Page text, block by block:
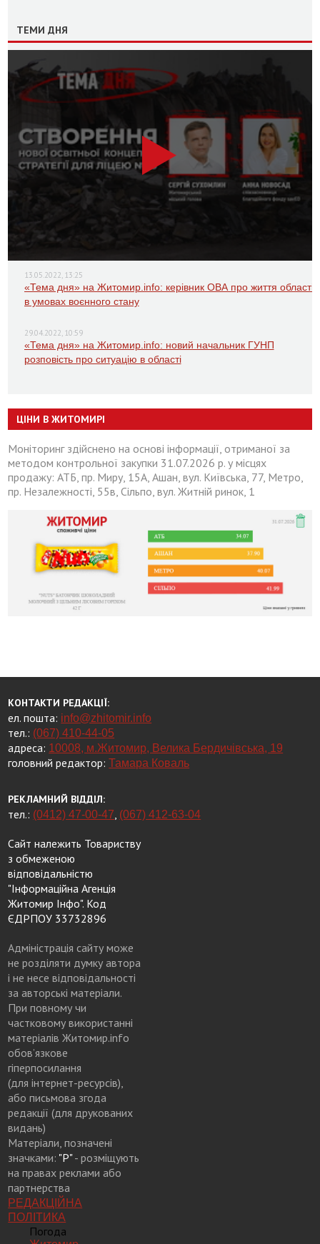
ТЕМИ ДНЯ
13.05.2022, 13:25
«Тема дня» на Житомир.info: керівник ОВА про життя області
в умовах воєнного стану
29.04.2022, 10:59
«Тема дня» на Житомир.info: новий начальник ГУНП
розповість про ситуацію в області
ЦІНИ В ЖИТОМИРІ
Моніторинг здійснено на основі інформації, отриманої за
методом контрольної закупки 31.07.2026 р. у місцях
продажу: АТБ, пр. Миру, 15А, Ашан, вул. Київська, 77, Метро,
пр. Незалежності, 55в, Сільпо, вул. Житній ринок, 1
КОНТАКТИ РЕДАКЦІЇ:
ел. пошта: info@zhitomir.info
тел.: (067) 410-44-05
адреса: 10008, м.Житомир, Велика Бердичівська, 19
головний редактор:Тамара Коваль
РЕКЛАМНИЙ ВІДДІЛ:
тел.: (0412) 47-00-47 (067) 412-63-04
Сайт належить Товариству
з обмеженою
відповідальністю
"Інформаційна Агенція
Житомир Інфо". Код
ЄДРПОУ 33732896
Адміністрація сайту може
не розділяти думку автора
і не несе відповідальності
за авторські матеріали.
При повному чи
частковому використанні
матеріалів Житомир.info
обов’язкове
гіперпосилання
(для інтернет-ресурсів),
або письмова згода
редакції (для друкованих
видань)
Матеріали, позначені
значками: "Р"- розміщують
на правах реклами або
партнерства
РЕДАКЦІЙНА
ПОЛІТИКА
Погода